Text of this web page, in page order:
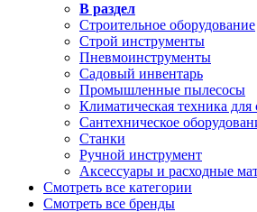
В раздел
Строительное оборудование
Строй инструменты
Пневмоинструменты
Садовый инвентарь
Промышленные пылесосы
Климатическая техника для
Сантехническое
Станки
Ручной инструмент
Аксессуары и расходные
Смотреть все категории
Смотреть все бренды